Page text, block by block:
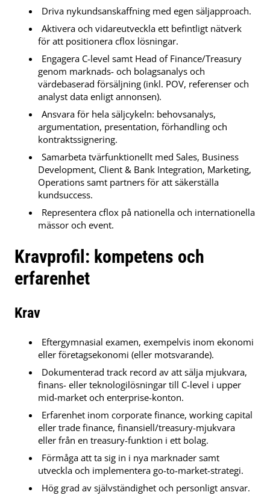
Driva nykundsanskaffning med egen säljapproach.
Aktivera och vidareutveckla ett befintligt nätverk
för att positionera cflox lösningar.
Engagera C-level samt Head of Finance/Treasury
genom marknads- och bolagsanalys och
värdebaserad försäljning (inkl. POV, referenser och
analyst data enligt annonsen).
Ansvara för hela säljcykeln: behovsanalys,
argumentation, presentation, förhandling och
kontraktssignering.
Samarbeta tvärfunktionellt med Sales, Business
Development, Client & Bank Integration, Marketing,
Operations samt partners för att säkerställa
kundsuccess.
Representera cflox på nationella och internationella
mässor och event.
Kravprofil: kompetens och
erfarenhet
Krav
Eftergymnasial examen, exempelvis inom ekonomi
eller företagsekonomi (eller motsvarande).
Dokumenterad track record av att sälja mjukvara,
finans- eller teknologilösningar till C-level i upper
mid-market och enterprise-konton.
Erfarenhet inom corporate finance, working capital
eller trade finance, finansiell/treasury-mjukvara
eller från en treasury-funktion i ett bolag.
Förmåga att ta sig in i nya marknader samt
utveckla och implementera go-to-market-strategi.
Hög grad av självständighet och personligt ansvar.